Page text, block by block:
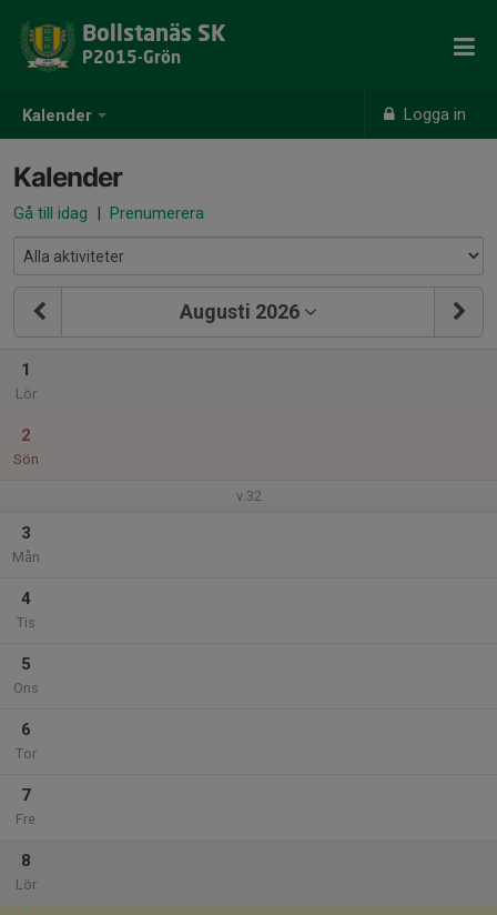
Kalender Logga in
Bollstanäs SK
P2015-Grön
Kalender
Gå till idag | Prenumerera
Augusti 2026
1
Lör
2
Sön
v.32
3
Mån
4
Tis
5
Ons
6
Tor
7
Fre
8
Lör